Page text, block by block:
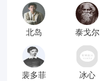
北岛 泰戈尔
裴多菲 冰心